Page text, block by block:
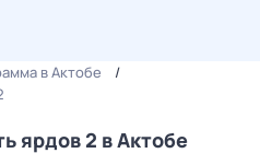
в Актобе
ярдов 2 в Актобе